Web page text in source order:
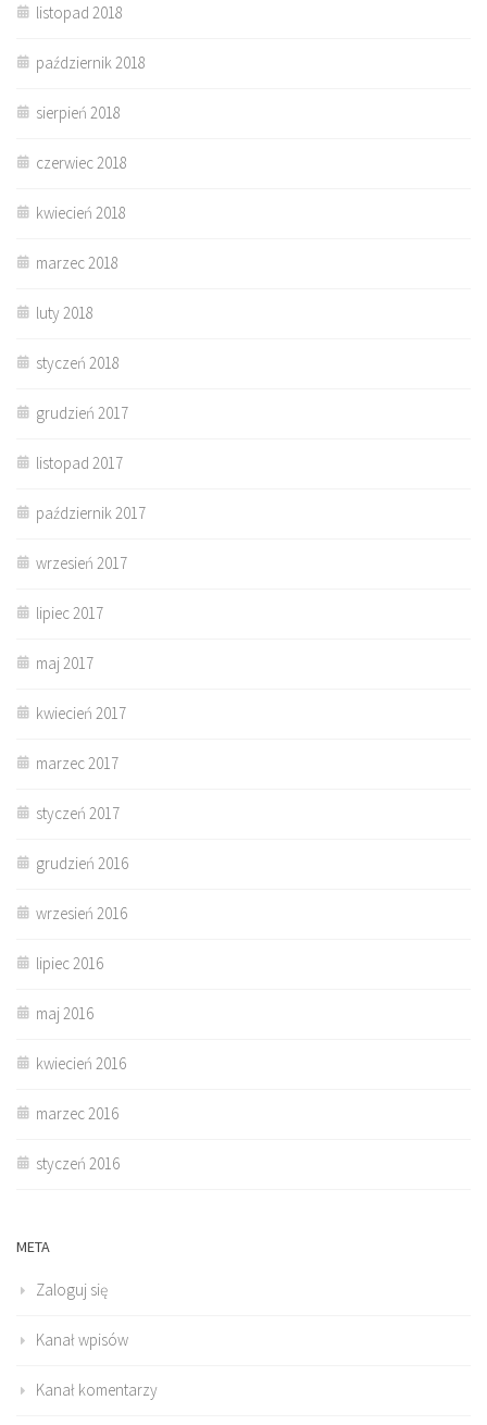
listopad 2018
październik 2018
sierpień 2018
czerwiec 2018
kwiecień 2018
marzec 2018
luty 2018
styczeń 2018
grudzień 2017
listopad 2017
październik 2017
wrzesień 2017
lipiec 2017
maj 2017
kwiecień 2017
marzec 2017
styczeń 2017
grudzień 2016
wrzesień 2016
lipiec 2016
maj 2016
kwiecień 2016
marzec 2016
styczeń 2016
META
Zaloguj się
Kanał wpisów
Kanał komentarzy